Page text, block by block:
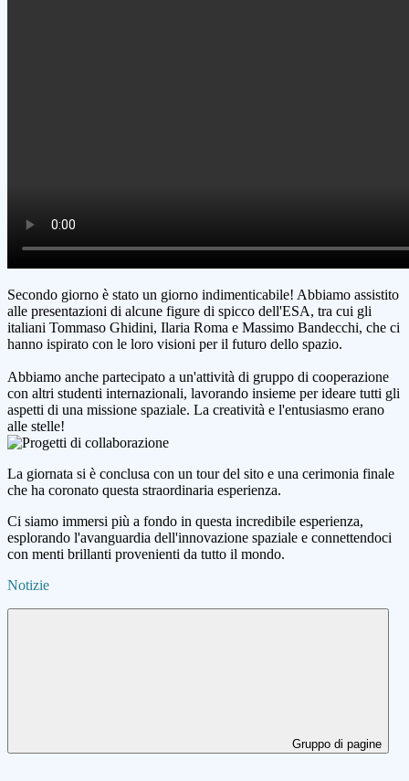
Secondo giorno è stato un giorno indimenticabile! Abbiamo assistito
alle presentazioni di alcune figure di spicco dell'ESA, tra cui gli
italiani Tommaso Ghidini, Ilaria Roma e Massimo Bandecchi, che ci
hanno ispirato con le loro visioni per il futuro dello spazio.
Abbiamo anche partecipato a un'attività di gruppo di cooperazione
con altri studenti internazionali, lavorando insieme per ideare tutti gli
aspetti di una missione spaziale. La creatività e l'entusiasmo erano
alle stelle!
La giornata si è conclusa con un tour del sito e una cerimonia finale
che ha coronato questa straordinaria esperienza.
Ci siamo immersi più a fondo in questa incredibile esperienza,
esplorando l'avanguardia dell'innovazione spaziale e connettendoci
con menti brillanti provenienti da tutto il mondo.
Notizie
Gruppo di pagine